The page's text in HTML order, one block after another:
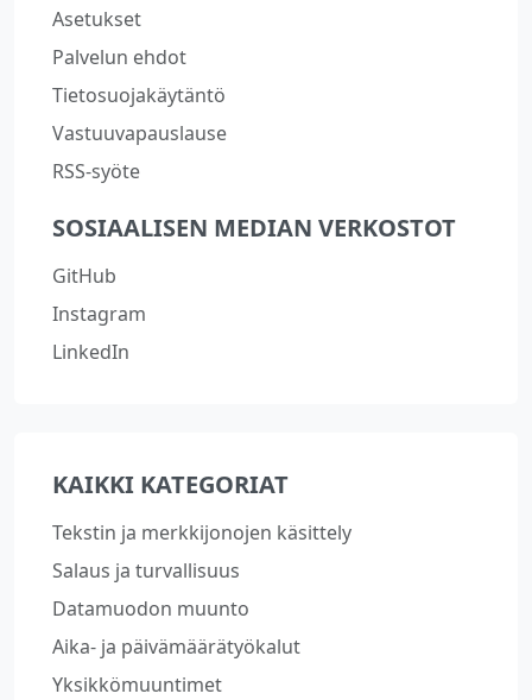
Asetukset
Palvelun ehdot
Tietosuojakäytäntö
Vastuuvapauslause
RSS-syöte
SOSIAALISEN MEDIAN VERKOSTOT
GitHub
Instagram
LinkedIn
KAIKKI KATEGORIAT
Tekstin ja merkkijonojen käsittely
Salaus ja turvallisuus
Datamuodon muunto
Aika- ja päivämäärätyökalut
Yksikkömuuntimet